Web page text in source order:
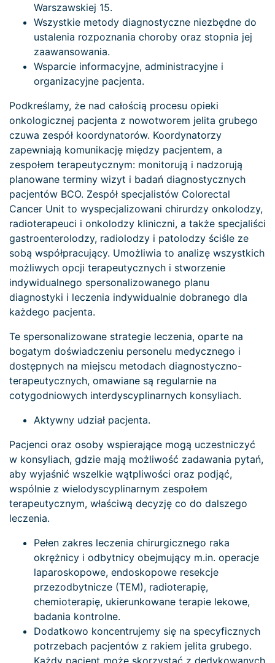
Warszawskiej 15.
Wszystkie metody diagnostyczne niezbędne do
ustalenia rozpoznania choroby oraz stopnia jej
zaawansowania.
Wsparcie informacyjne, administracyjne i
organizacyjne pacjenta.
Podkreślamy, że nad całością procesu opieki
onkologicznej pacjenta z nowotworem jelita grubego
czuwa zespół koordynatorów. Koordynatorzy
zapewniają komunikację między pacjentem, a
zespołem terapeutycznym: monitorują i nadzorują
planowane terminy wizyt i badań diagnostycznych
pacjentów BCO. Zespół specjalistów Colorectal
Cancer Unit to wyspecjalizowani chirurdzy onkolodzy,
radioterapeuci i onkolodzy kliniczni, a także specjaliści
gastroenterolodzy, radiolodzy i patolodzy ściśle ze
sobą współpracujący. Umożliwia to analizę wszystkich
możliwych opcji terapeutycznych i stworzenie
indywidualnego spersonalizowanego planu
diagnostyki i leczenia indywidualnie dobranego dla
każdego pacjenta.
Te spersonalizowane strategie leczenia, oparte na
bogatym doświadczeniu personelu medycznego i
dostępnych na miejscu metodach diagnostyczno-
terapeutycznych, omawiane są regularnie na
cotygodniowych interdyscyplinarnych konsyliach.
Aktywny udział pacjenta.
Pacjenci oraz osoby wspierające mogą uczestniczyć
w konsyliach, gdzie mają możliwość zadawania pytań,
aby wyjaśnić wszelkie wątpliwości oraz podjąć,
wspólnie z wielodyscyplinarnym zespołem
terapeutycznym, właściwą decyzję co do dalszego
leczenia.
Pełen zakres leczenia chirurgicznego raka
okrężnicy i odbytnicy obejmujący m.in. operacje
laparoskopowe, endoskopowe resekcje
przezodbytnicze (TEM), radioterapię,
chemioterapię, ukierunkowane terapie lekowe,
badania kontrolne.
Dodatkowo koncentrujemy się na specyficznych
potrzebach pacjentów z rakiem jelita grubego.
Każdy pacjent może skorzystać z dedykowanych